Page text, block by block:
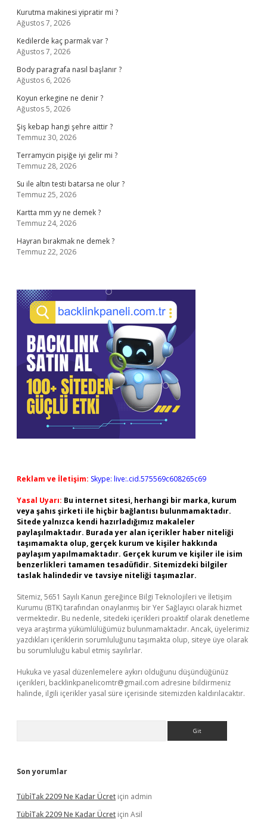
Kurutma makinesi yipratir mi ?
Ağustos 7, 2026
Kedilerde kaç parmak var ?
Ağustos 7, 2026
Body paragrafa nasıl başlanır ?
Ağustos 6, 2026
Koyun erkegine ne denir ?
Ağustos 5, 2026
Şiş kebap hangi şehre aittir ?
Temmuz 30, 2026
Terramycin pişiğe iyi gelir mi ?
Temmuz 28, 2026
Su ile altın testi batarsa ne olur ?
Temmuz 25, 2026
Kartta mm yy ne demek ?
Temmuz 24, 2026
Hayran bırakmak ne demek ?
Temmuz 22, 2026
Reklam ve İletişim: Skype: live:.cid.575569c608265c69
Yasal Uyarı: Bu internet sitesi, herhangi bir marka, kurum
veya şahıs şirketi ile hiçbir bağlantısı bulunmamaktadır.
Sitede yalnızca kendi hazırladığımız makaleler
paylaşılmaktadır. Burada yer alan içerikler haber niteliği
taşımamakta olup, gerçek kurum ve kişiler hakkında
paylaşım yapılmamaktadır. Gerçek kurum ve kişiler ile isim
benzerlikleri tamamen tesadüfidir. Sitemizdeki bilgiler
taslak halindedir ve tavsiye niteliği taşımazlar.
Sitemiz, 5651 Sayılı Kanun gereğince Bilgi Teknolojileri ve İletişim
Kurumu (BTK) tarafından onaylanmış bir Yer Sağlayıcı olarak hizmet
vermektedir. Bu nedenle, sitedeki içerikleri proaktif olarak denetleme
veya araştırma yükümlülüğümüz bulunmamaktadır. Ancak, üyelerimiz
yazdıkları içeriklerin sorumluluğunu taşımakta olup, siteye üye olarak
bu sorumluluğu kabul etmiş sayılırlar.
Hukuka ve yasal düzenlemelere aykırı olduğunu düşündüğünüz
içerikleri, backlinkpanelicomtr@gmail.com adresine bildirmeniz
halinde, ilgili içerikler yasal süre içerisinde sitemizden kaldırılacaktır.
Son yorumlar
Tübi̇Tak 2209 Ne Kadar Ücret için admin
Tübi̇Tak 2209 Ne Kadar Ücret için Asil